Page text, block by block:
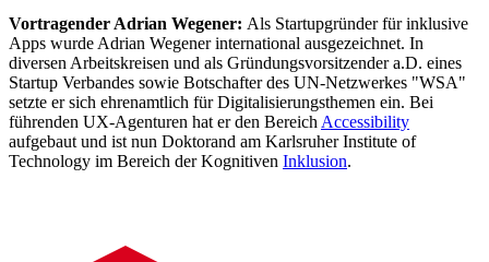
Vortragender Adrian Wegener: Als Startupgründer für inklusive
Apps wurde Adrian Wegener international ausgezeichnet. In
diversen Arbeitskreisen und als Gründungsvorsitzender a.D. eines
Startup Verbandes sowie Botschafter des UN-Netzwerkes "WSA"
setzte er sich ehrenamtlich für Digitalisierungsthemen ein. Bei
führenden UX-Agenturen hat er den Bereich Accessibility
aufgebaut und ist nun Doktorand am Karlsruher Institute of
Technology im Bereich der Kognitiven Inklusion.